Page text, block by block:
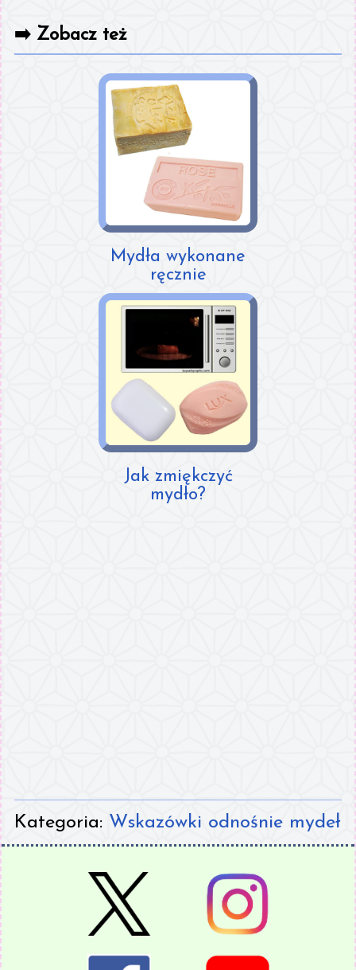
➡️ Zobacz też
Mydła wykonane
ręcznie
Jak zmiękczyć
mydło?
Kategoria: Wskazówki odnośnie mydeł